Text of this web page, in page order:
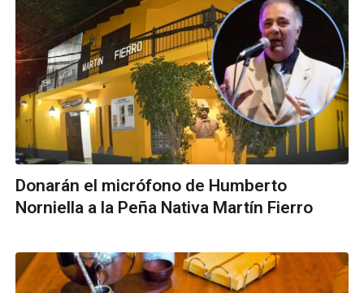
Donarán el micrófono de Humberto
Norniella a la Peña Nativa Martín Fierro